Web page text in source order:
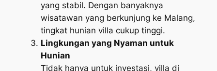
yang stabil. Dengan banyaknya
wisatawan yang berkunjung ke Malang,
tingkat hunian villa cukup tinggi.
Lingkungan yang Nyaman untuk
Hunian
Tidak hanya untuk investasi, villa di